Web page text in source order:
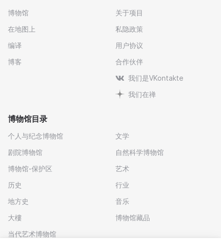
博物馆
在地图上
编译
博客
关于项目
私隐政策
用户协议
合作伙伴
我们是VKontakte
我们在禅
博物馆目录
个人与纪念博物馆
剧院博物馆
博物馆-保护区
历史
地方史
大樓
当代艺术博物馆
文学
自然科学博物馆
艺术
行业
音乐
博物馆藏品